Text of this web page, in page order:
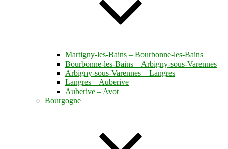
Martigny-les-Bains – Bourbonne-les-Bains
Bourbonne-les-Bains – Arbigny-sous-Varennes
Arbigny-sous-Varennes – Langres
Langres – Auberive
Auberive – Avot
Bourgogne